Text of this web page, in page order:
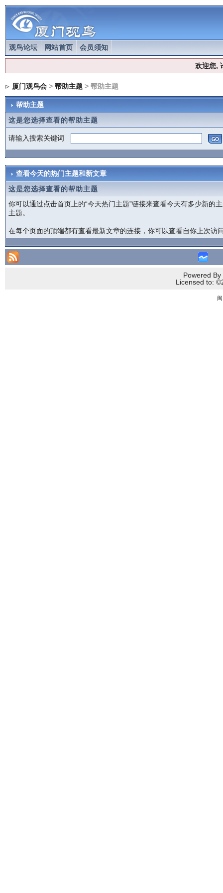
观鸟论坛 网站首页 会员须知
欢迎您,
厦门观鸟会> 帮助主题> 帮助主题
帮助主题
这是您选择查看的帮助主题
请输入搜索关键词
查看今天的热门主题和新文章
这是您选择查看的帮助主题
你可以通过点击首页上的“今天热门主题”链接来查看今天有多少新
主题。
在每个页面的顶端都有查看最新文章的连接，你可以查看自你上次访
Powered
Licensed to: